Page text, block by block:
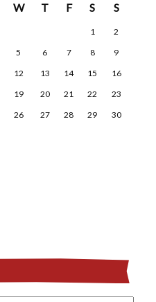
W T F S S
1
2
5 6 7 8
9
12 13 14 15
16
19 20 21 22
23
26 27 28 29
30